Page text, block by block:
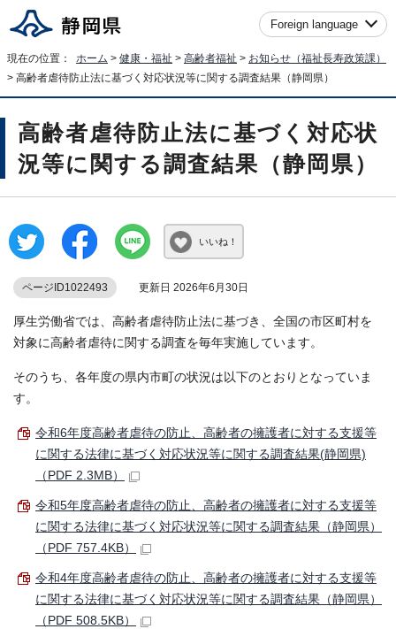
Foreign language
現在の位置： ホーム > 健康・福祉 > 高齢者福祉 > お知らせ（福祉長寿政策課）
> 高齢者虐待防止法に基づく対応状況等に関する調査結果（静岡県）
高齢者虐待防止法に基づく対応状
況等に関する調査結果（静岡県）
いいね！
ページID1022493 更新日 2026年6月30日
厚生労働省では、高齢者虐待防止法に基づき、全国の市区町村を
対象に高齢者虐待に関する調査を毎年実施しています。
そのうち、各年度の県内市町の状況は以下のとおりとなっていま
す。
令和6年度高齢者虐待の防止、高齢者の擁護者に対する支援等
に関する法律に基づく対応状況等に関する調査結果(静岡県)
（PDF 2.3MB）
令和5年度高齢者虐待の防止、高齢者の擁護者に対する支援等
に関する法律に基づく対応状況等に関する調査結果（静岡県）
（PDF 757.4KB）
令和4年度高齢者虐待の防止、高齢者の擁護者に対する支援等
に関する法律に基づく対応状況等に関する調査結果（静岡県）
（PDF 508.5KB）